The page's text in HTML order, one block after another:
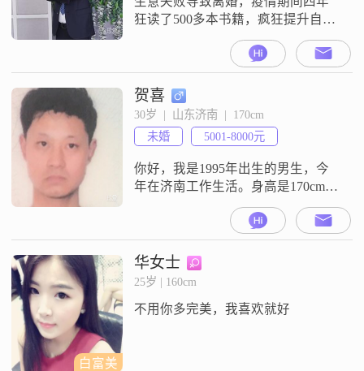
格善良大方
狂读了500多本书籍，疯狂提升自
己，有公司、多个领域高手、作
家。目前百W / 年。悟透世间万物本
质，不着相，情绪价值极高。
———我的简约版个人简历：🌹🌹
自幼聪慧成绩佳，心怀天下讲义
气。打抱不平被开除，无缘高考改
从商。江湖滚打十九载，无明婚姻
十九载。夫妻本是同林鸟，大难来
临各自飞。离婚之
贺喜
30岁  |  山东济南  |  170cm
未婚
5001-8000元
你好，我是1995年出生的男生，今
年在济南工作生活。身高是170cm。
我的学历是大专。目前的月收入在
5001到8000元这个区间。平时大家
对我评价比较多的几个特点是稳重
可靠，还有就是勤俭节约。另外我
平时会玩电子游戏。我这边的情况
容。如果你也是济南的，或者对这
白富美
华女士
25岁 | 160cm
不用你多完美，我喜欢就好